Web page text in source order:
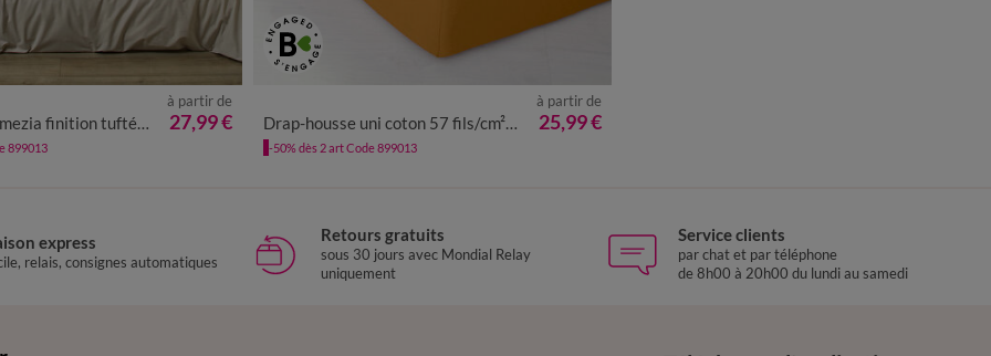
en relief - coton lavé 57 fils/cm²
à partir de
27,99 €
899013
Drap-housse uni coton 57 fils/cm² - bonnet 32 cm
à partir de
25,99 €
-50% dès 2 art Code 899013
express
relais, consignes automatiques
Retours gratuits
sous 30 jours avec Mondial Relay
uniquement
Service clients
par chat et par téléphone
de 8h00 à 20h00 du lundi au samedi